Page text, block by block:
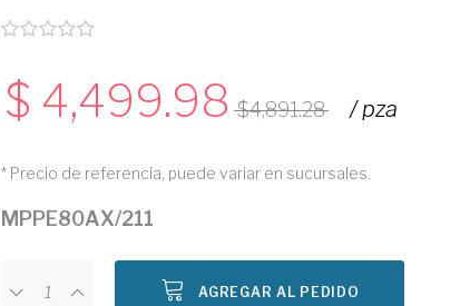
4,499.98 4,891.28 / pza
* Precio de referencia, puede variar en sucursales.
MPPE80AX/211
AGREGAR AL PEDIDO